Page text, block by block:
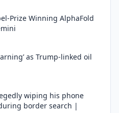
Prize Winning AlphaFold
as Trump-linked oil
wiping his phone
border search |